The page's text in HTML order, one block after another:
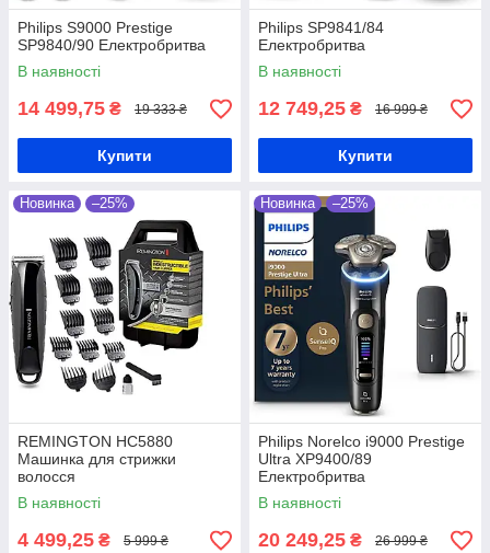
Philips S9000 Prestige
SP9840/90 Електробритва
В наявності
14 499,75 ₴ 19 333 ₴
Купити
Philips SP9841/84
Електробритва
В наявності
12 749,25 ₴ 16 999 ₴
Купити
Новинка –25%
REMINGTON HC5880
Машинка для стрижки
волосся
В наявності
4 499,25 ₴ 5 999 ₴
Новинка –25%
Philips Norelco i9000 Prestige
Ultra XP9400/89
Електробритва
В наявності
20 249,25 ₴ 26 999 ₴